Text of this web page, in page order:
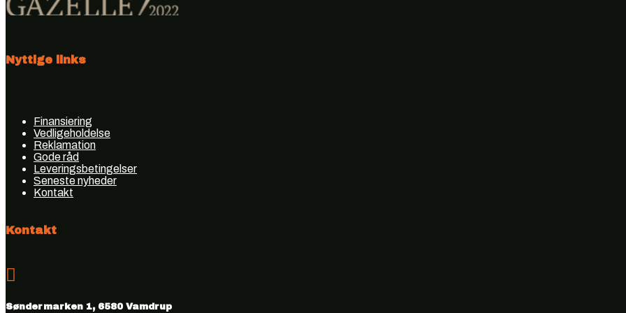
Nyttige links
Finansiering
Vedligeholdelse
Reklamation
Gode råd
Leveringsbetingelser
Seneste nyheder
Kontakt
Kontakt

Søndermarken 1, 6580 Vamdrup